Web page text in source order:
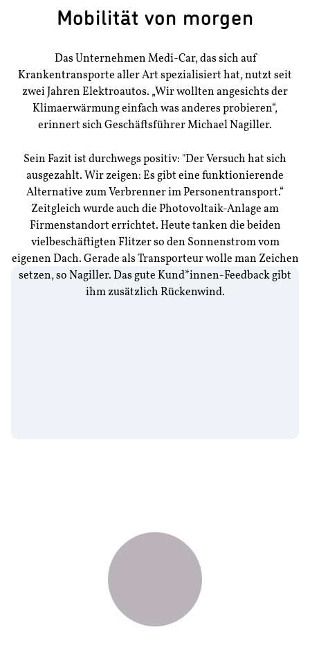
Mobilität von morgen
Das Unternehmen Medi-Car, das sich auf
Krankentransporte aller Art spezialisiert hat, nutzt seit
zwei Jahren Elektroautos. „Wir wollten angesichts der
Klimaerwärmung einfach was anderes probieren“,
erinnert sich Geschäftsführer Michael Nagiller.
Sein Fazit ist durchwegs positiv: "Der Versuch hat sich
ausgezahlt. Wir zeigen: Es gibt eine funktionierende
Alternative zum Verbrenner im Personentransport.“
Zeitgleich wurde auch die Photovoltaik-Anlage am
Firmenstandort errichtet. Heute tanken die beiden
vielbeschäftigten Flitzer so den Sonnenstrom vom
eigenen Dach. Gerade als Transporteur wolle man Zeichen
setzen, so Nagiller. Das gute Kund*innen-Feedback gibt
ihm zusätzlich Rückenwind.